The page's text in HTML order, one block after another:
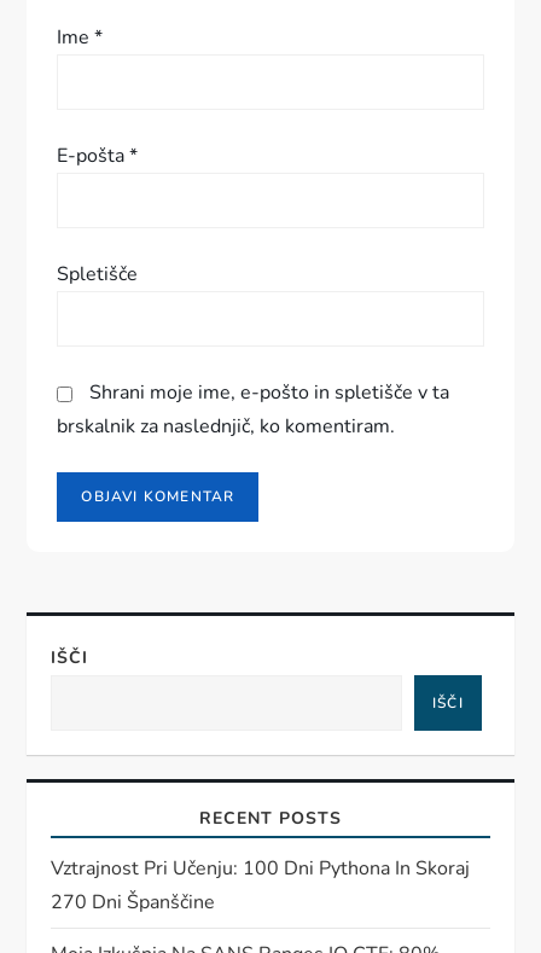
i
p
v
Ime*
E-pošta*
Spletišče
Shrani moje ime, e-pošto in spletišče v ta
brskalnik za naslednjič, ko komentiram.
IŠČI
IŠČI
RECENT POSTS
Vztrajnost Pri Učenju: 100 Dni Pythona In Skoraj
270 Dni Španščine